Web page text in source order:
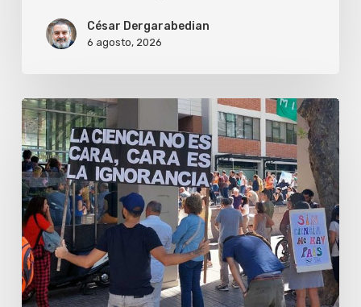
César Dergarabedian
6 agosto, 2026
El
sistema
científico
argentino
perdió
5.700
empleos
durante